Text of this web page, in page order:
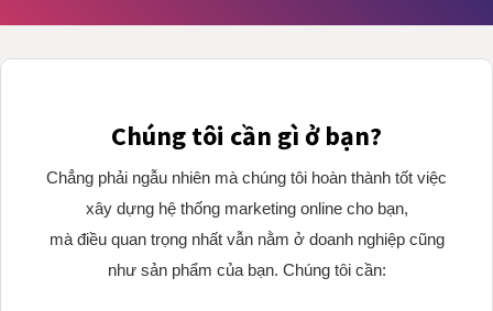
Chúng tôi cần gì ở bạn?
Chẳng phải ngẫu nhiên mà chúng tôi hoàn thành tốt việc
xây dựng hệ thống marketing online cho bạn,
mà điều quan trọng nhất vẫn nằm ở doanh nghiệp cũng
như sản phẩm của bạn. Chúng tôi cần: